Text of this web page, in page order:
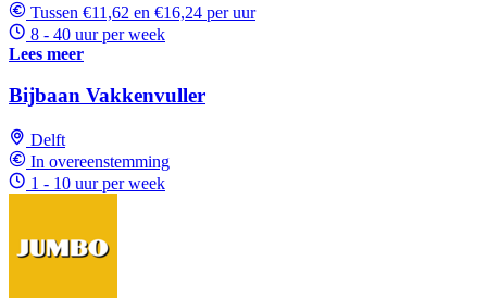
Tussen €11,62 en €16,24 per uur
8 - 40 uur per week
Lees meer
Bijbaan Vakkenvuller
Delft
In overeenstemming
1 - 10 uur per week